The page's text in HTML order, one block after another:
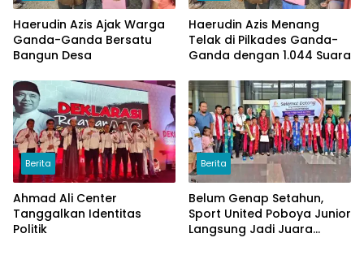
Haerudin Azis Ajak Warga
Ganda-Ganda Bersatu
Bangun Desa
Haerudin Azis Menang
Telak di Pilkades Ganda-
Ganda dengan 1.044 Suara
Berita
Ahmad Ali Center
Tanggalkan Identitas
Politik
Berita
Belum Genap Setahun,
Sport United Poboya Junior
Langsung Jadi Juara